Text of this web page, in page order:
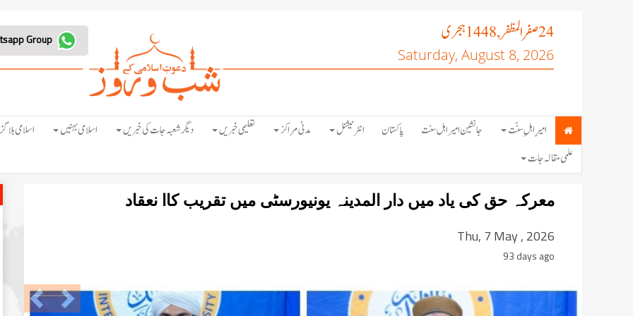
24صفر المظفر, 1448 ہجری
Saturday, August 8, 2026
امیرِ اہلِ سنّت جانشین امیر اہل سنت پاکستان انٹرنیشنل مدنی مراکز تعلیمی خبریں دیگر شعبہ جات کی خبریں اسلامی بہنیں اسلامی بلاگز
علمی مقالہ جات
معرکہ حق کی یاد میں دار المدینہ یونیورسٹی میں تقریب کاا نعقاد
Thu, 7 May , 2026
93 days ago
Previous Next